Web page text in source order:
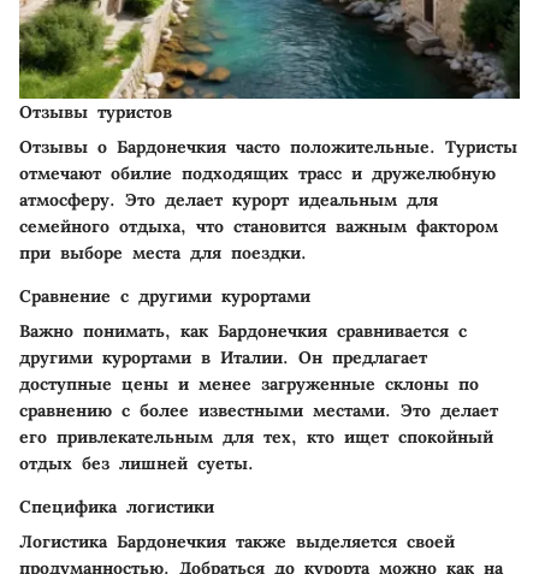
Отзывы туристов
Отзывы о Бардонечкия часто положительные. Туристы
отмечают обилие подходящих трасс и дружелюбную
атмосферу. Это делает курорт идеальным для
семейного отдыха, что становится важным фактором
при выборе места для поездки.
Сравнение с другими курортами
Важно понимать, как Бардонечкия сравнивается с
другими курортами в Италии. Он предлагает
доступные цены и менее загруженные склоны по
сравнению с более известными местами. Это делает
его привлекательным для тех, кто ищет спокойный
отдых без лишней суеты.
Специфика логистики
Логистика Бардонечкия также выделяется своей
продуманностью. Добраться до курорта можно как на